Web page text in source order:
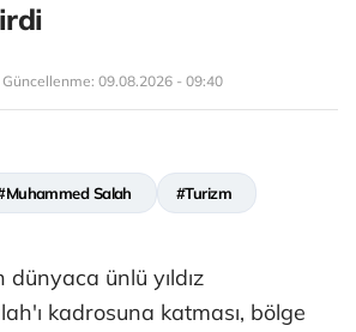
09.08.2026 - 09:40
Salah #Turizm
ünlü yıldız
kadrosuna katması, bölge